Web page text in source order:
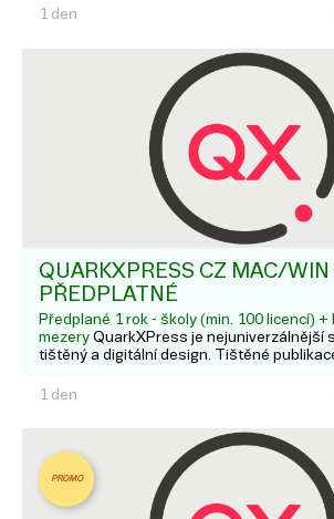
V rámci trvalé licence získáte navíc ještě
1 den
QUARKXPRESS CZ MAC/
PŘEDPLATNÉ
Předplané 1 rok - školy (min. 100 licencí) +
mezery QuarkXPress je nejuniverzálnější
tištěný a digitální design. Tištěné
s QuarkXPress. V rámci trvalé licence
1 den
PROMO